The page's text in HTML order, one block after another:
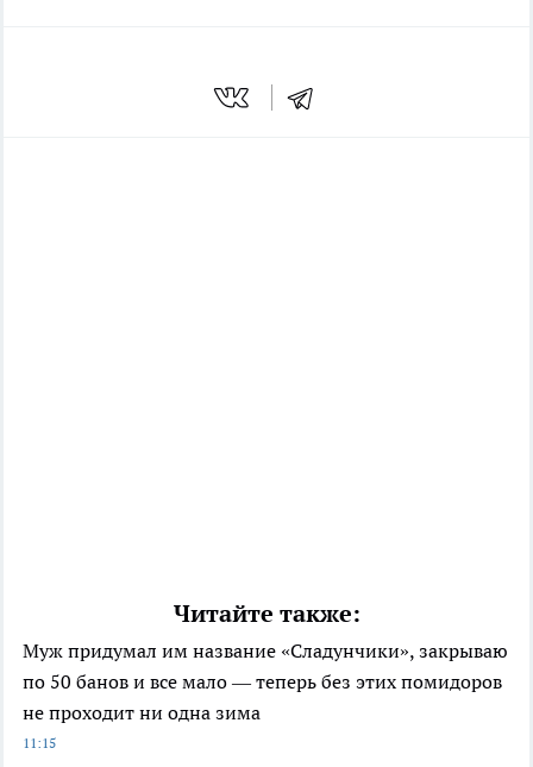
Читайте также:
Муж придумал им название «Сладунчики», закрываю
по 50 банов и все мало — теперь без этих помидоров
не проходит ни одна зима
11:15